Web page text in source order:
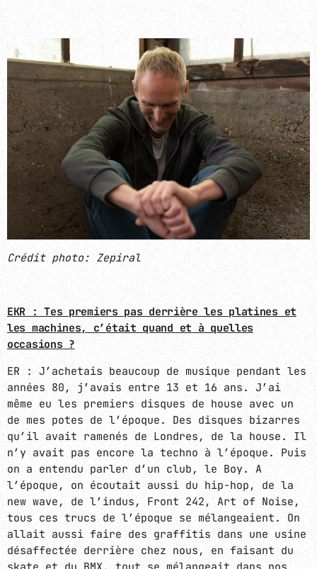
Crédit photo: Zepiral
EKR : Tes premiers pas derrière les platines et
les machines, c’était quand et à quelles
occasions ?
ER : J’achetais beaucoup de musique pendant les
années 80, j’avais entre 13 et 16 ans. J’ai
même eu les premiers disques de house avec un
de mes potes de l’époque. Des disques bizarres
qu’il avait ramenés de Londres, de la house. Il
n’y avait pas encore la techno à l’époque. Puis
on a entendu parler d’un club, le Boy. A
l’époque, on écoutait aussi du hip-hop, de la
new wave, de l’indus, Front 242, Art of Noise,
tous ces trucs de l’époque se mélangeaient. On
allait aussi faire des graffitis dans une usine
désaffectée derrière chez nous, en faisant du